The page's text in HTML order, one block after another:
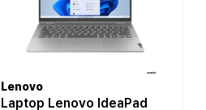
Lenovo
Laptop Lenovo IdeaPad